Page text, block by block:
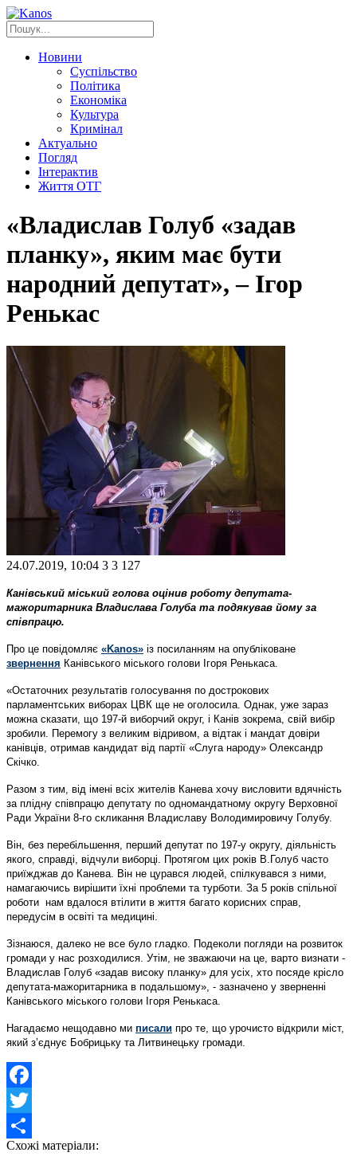
Новини
Суспільство
Політика
Економіка
Культура
Кримінал
Актуально
Погляд
Інтерактив
Життя ОТГ
«Владислав Голуб «задав
планку», яким має бути
народний депутат», – Ігор
Ренькас
24.07.2019, 10:04 3 3 127
Канівський міський голова оцінив роботу депутата-
мажоритарника Владислава Голуба та подякував йому за
співпрацю.
Про це повідомляє «Kanos» із посиланням на опубліковане
звернення Канівського міського голови Ігоря Ренькаса.
«Остаточних результатів голосування по дострокових
парламентських виборах ЦВК ще не оголосила. Однак, уже зараз
можна сказати, що 197-й виборчий округ, і Канів зокрема, свій вибір
зробили. Перемогу з великим відривом, а відтак і мандат довіри
канівців, отримав кандидат від партії «Слуга народу» Олександр
Скічко.
Разом з тим, від імені всіх жителів Канева хочу висловити вдячність
за плідну співпрацю депутату по одномандатному округу Верховної
Ради України 8-го скликання Владиславу Володимировичу Голубу.
Він, без перебільшення, перший депутат по 197-у округу, діяльність
якого, справді, відчули виборці. Протягом цих років В.Голуб часто
приїжджав до Канева. Він не цурався людей, спілкувався з ними,
намагаючись вирішити їхні проблеми та турботи. За 5 років спільної
роботи нам вдалося втілити в життя багато корисних справ,
передусім в освіті та медицині.
Зізнаюся, далеко не все було гладко. Подеколи погляди на розвиток
громади у нас розходилися. Утім, не зважаючи на це, варто визнати -
Владислав Голуб «задав високу планку» для усіх, хто посяде крісло
депутата-мажоритарника в подальшому», - зазначено у зверненні
Канівського міського голови Ігоря Ренькаса.
Нагадаємо нещодавно ми писали про те, що урочисто відкрили міст,
який з’єднує Бобрицьку та Литвинецьку громади.
Facebook
Twitter
Share
Схожі матеріали: